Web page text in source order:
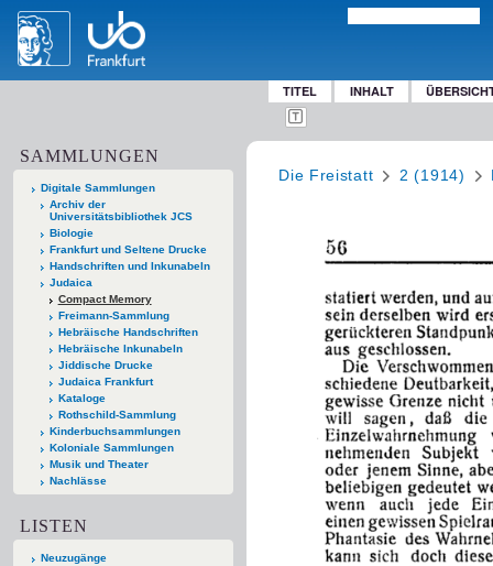
TITEL INHALT
SAMMLUNGEN
Digitale Sammlungen
Archiv der
Universitätsbibliothek JCS
Biologie
Frankfurt und Seltene Drucke
Handschriften und Inkunabeln
Judaica
Compact Memory
Freimann-Sammlung
Hebräische Handschriften
Hebräische Inkunabeln
Jiddische Drucke
Judaica Frankfurt
Kataloge
Rothschild-Sammlung
Kinderbuchsammlungen
Koloniale Sammlungen
Musik und Theater
Nachlässe
LISTEN
Neuzugänge
Die Freistatt 2 (1914)